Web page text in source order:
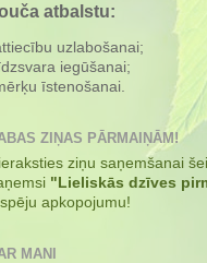
atbalstu:
uzlabošanai;
iegūšanai;
īstenošanai.
ZIŅAS PĀRMAIŅĀM!
ziņu saņemšanai
"Lieliskās dzīves
apkopojumu!
MANI